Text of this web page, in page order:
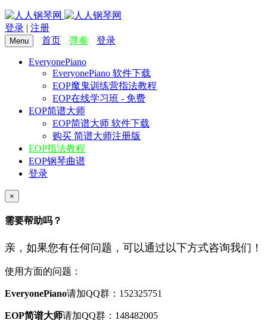
登录 | 注册
Menu 首页 弹奏 登录
EveryonePiano
EveryonePiano 软件下载
EOP魔鬼训练营指法教程
EOP在线学习班 - 免费
EOP简谱大师
EOP简谱大师 软件下载
购买 简谱大师注册版
EOP指法教程
EOP钢琴曲谱
登录
×
需要帮助吗？
亲，如果您有任何问题，可以通过以下方式咨询我们！
使用方面的问题：
EveryonePiano请加QQ群： 152325751
EOP简谱大师请加QQ群： 148482005